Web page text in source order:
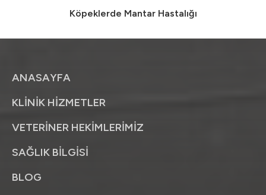
Köpeklerde Mantar Hastalığı
ANASAYFA
KLİNİK HİZMETLER
VETERİNER HEKİMLERİMİZ
SAĞLIK BİLGİSİ
BLOG